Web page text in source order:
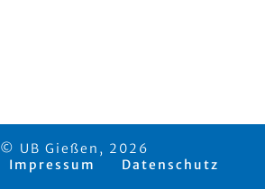
© UB Gießen, 2026
Impressum
Datenschutz